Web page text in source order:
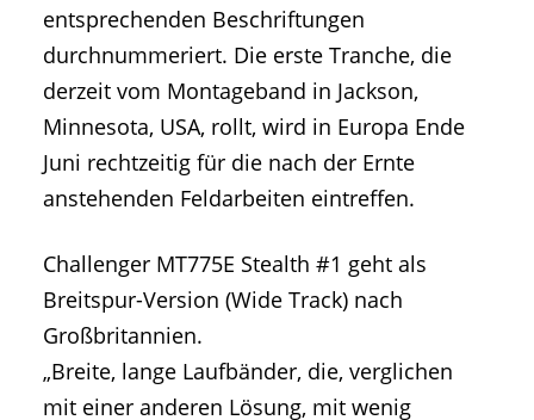
entsprechenden Beschriftungen
durchnummeriert. Die erste Tranche, die
derzeit vom Montageband in Jackson,
Minnesota, USA, rollt, wird in Europa Ende
Juni rechtzeitig für die nach der Ernte
anstehenden Feldarbeiten eintreffen.
Challenger MT775E Stealth #1 geht als
Breitspur-Version (Wide Track) nach
Großbritannien.
„Breite, lange Laufbänder, die, verglichen
mit einer anderen Lösung, mit wenig